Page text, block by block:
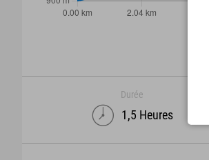
Durée
1,5 Heures